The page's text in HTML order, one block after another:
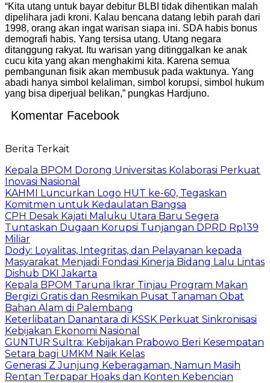
“Kita utang untuk bayar debitur BLBI tidak dihentikan malah
dipelihara jadi kroni. Kalau bencana datang lebih parah dari
1998, orang akan ingat warisan siapa ini. SDA habis bonus
demografi habis. Yang tersisa utang. Utang negara
ditanggung rakyat. Itu warisan yang ditinggalkan ke anak
cucu kita yang akan menghakimi kita. Karena semua
pembangunan fisik akan membusuk pada waktunya. Yang
abadi hanya simbol kelaliman, simbol korupsi, simbol hukum
yang bisa diperjual belikan,” pungkas Hardjuno.
Komentar Facebook
Berita Terkait
Kepala BPOM Dorong Universitas Kolaborasi Perkuat
Inovasi Nasional
KAHMI Luncurkan Logo HUT ke-60, Tegaskan
Komitmen untuk Kedaulatan Bangsa
CPH Desak Kajati Maluku Utara Baru Segera
Tuntaskan Dugaan Korupsi Tunjangan DPRD Rp139
Miliar
Dody: Loyalitas, Integritas, dan Pelayanan kepada
Masyarakat Menjadi Fondasi Kinerja Bidang Lalu Lintas
Dishub DKI Jakarta
Kepala BPOM Taruna Ikrar Tinjau Program Makan
Bergizi Gratis dan Resmikan Pusat Tanaman Obat
Bahan Alam di Palembang
Keterlibatan Danantara di KSSK Perkuat Sinkronisasi
Kebijakan Ekonomi Nasional
GUNTUR Sultra: Kebijakan Prabowo Beri Kesempatan
Setara bagi UMKM Naik Kelas
Generasi Z Junjung Keberagaman, Namun Masih
Rentan Terpapar Hoaks dan Konten Kebencian